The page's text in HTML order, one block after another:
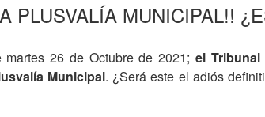
PLUSVALÍA MUNICIPAL!!
martes 26 de Octubre de 2021;el
Municipal. ¿Será este el adiós